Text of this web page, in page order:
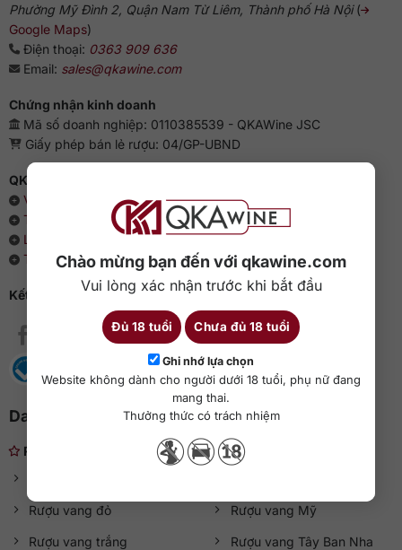
Chào mừng bạn đến với qkawine.com
Vui lòng xác nhận trước khi bắt đầu
Đủ 18 tuổi Chưa đủ 18 tuổi
Ghi nhớ lựa chọn
Website không dành cho người dưới 18 tuổi, phụ nữ đang
mang thai.
Thưởng thức có trách nhiệm
Phường Mỹ Đình 2, Quận Nam Từ Liêm, Thành phố Hà Nội(
Google Maps)
Điện thoại: 0363 909 636
Email: sales@qkawine.com
Chứng nhận kinh doanh
Mã số doanh nghiệp: 0110385539 - QKAWine JSC
Giấy phép bán lẻ rượu: 04/GP-UBND
QKAWine - Chuyên rượu ngoại hàng đầu Việt Nam
Về chúng tôi
Thông cáo báo chí
Liên hệ với QKAWine
Tin tức và sự kiện
Kết nối với QKAWine
Danh mục rượu ngoại
Rượu nhẹ
Rượu vang đỏ
Rượu vang trắng
Rượu vang Mỹ
Rượu vang Tây Ban Nha